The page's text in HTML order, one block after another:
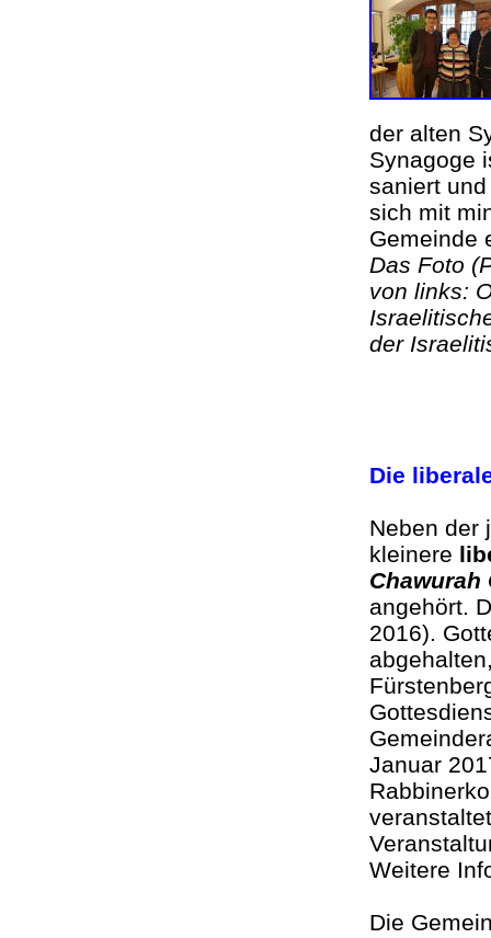
der alten
Synagoge
saniert
sich mit
Gemeinde
Das Foto
von links:
der
Die
Neben der
kleinere
Chawurah
angehört.
2016).
Januar
Weitere
Die